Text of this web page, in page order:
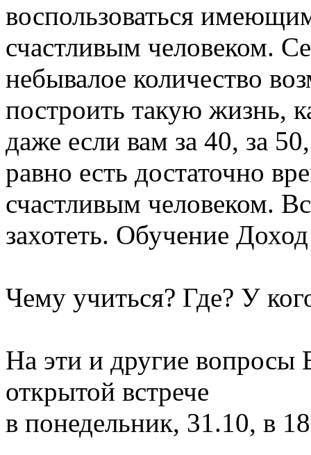
воспользоваться
счастливым человеком.
небывалое количество
построить такую жизнь,
даже если вам за 40, за
равно есть достаточно
счастливым человеком.
захотеть. Обучение
Чему учиться? Где? У
На эти и другие вопросы
открытой встрече
в понедельник, 31.10, в